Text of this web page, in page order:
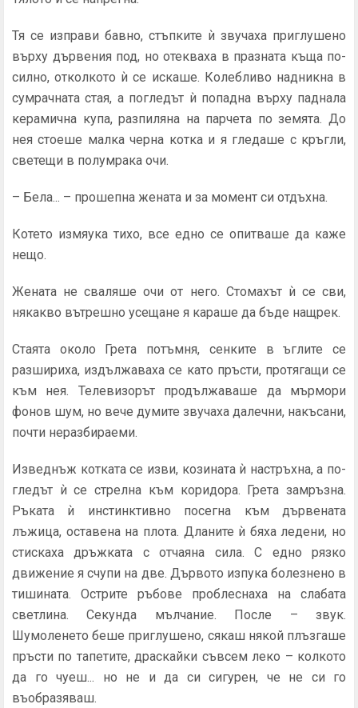
Тя се изправи бавно, стъпките ѝ звучаха приглушено
върху дървения под, но отекваха в празната къща по-
силно, отколко­то ѝ се искаше. Колебливо надникна в
сумрачната стая, а по­гледът ѝ попадна върху паднала
керамична купа, разпиляна на парчета по земята. До
нея стоеше малка черна котка и я гледа­ше с кръгли,
светещи в полумрака очи.
– Бела... – прошепна жената и за момент си отдъхна.
Котето измяука тихо, все едно се опитваше да каже
нещо.
Жената не сваляше очи от него. Стомахът ѝ се сви,
някакво вътрешно усещане я караше да бъде нащрек.
Стаята около Грета потъмня, сенките в ъглите се
разшири­ха, издължаваха се като пръсти, протягащи се
към нея. Теле­визорът продължаваше да мърмори
фонов шум, но вече думите звучаха далечни, накъсани,
почти неразбираеми.
Изведнъж котката се изви, козината ѝ настръхна, а по­
гледът ѝ се стрелна към коридора. Грета замръзна.
Ръката ѝ ин­стинктивно посегна към дървената
лъжица, оставена на плота. Дланите ѝ бяха ледени, но
стискаха дръжката с отчаяна сила. С едно рязко
движение я счупи на две. Дървото изпука болезнено в
тишината. Острите ръбове проблеснаха на слабата
светли­на. Секунда мълчание. После – звук.
Шумоленето беше при­глушено, сякаш някой плъзгаше
пръсти по тапетите, драскайки съвсем леко – колкото
да го чуеш... но не и да си сигурен, че не си го
въобразяваш.